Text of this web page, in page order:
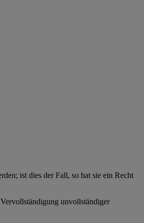
ist dies der Fall, so hat sie ein Recht
unvollständiger